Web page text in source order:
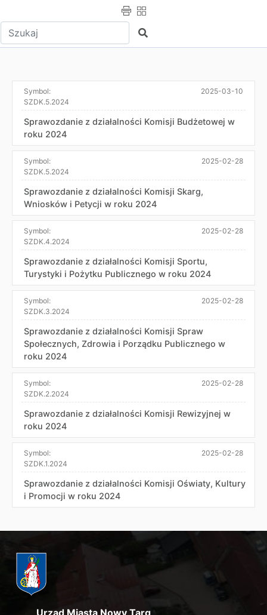
Wpisz tekst do wyszukania Szukaj
Symbol:
SZDK.5.2024
2025-03-10
Sprawozdanie z działalności Komisji Budżetowej w
roku 2024
Symbol:
SZDK.5.2024
2025-02-28
Sprawozdanie z działalności Komisji Skarg,
Wniosków i Petycji w roku 2024
Symbol:
SZDK.4.2024
2025-02-28
Sprawozdanie z działalności Komisji Sportu,
Turystyki i Pożytku Publicznego w roku 2024
Symbol:
SZDK.3.2024
2025-02-28
Sprawozdanie z działalności Komisji Spraw
Społecznych, Zdrowia i Porządku Publicznego w
roku 2024
Symbol:
SZDK.2.2024
2025-02-28
Sprawozdanie z działalności Komisji Rewizyjnej w
roku 2024
Symbol:
SZDK.1.2024
2025-02-28
Sprawozdanie z działalności Komisji Oświaty, Kultury
i Promocji w roku 2024
Urząd Miasta Nowy Targ